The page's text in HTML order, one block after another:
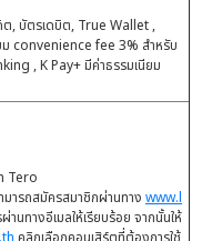
ต, บัตรเดบิต, True Wallet ,
convenience fee 3% สำหรับ
, K Pay+ มีค่าธรรมเนียม
Tero
ารถสมัครสมาชิกผ่านทาง www.l
านทางอีเมลให้เรียบร้อย จากนั้นให้